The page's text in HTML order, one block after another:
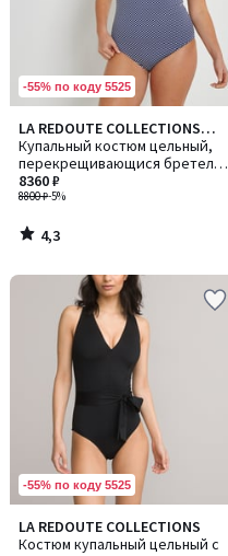
-55% по коду 5525
LA REDOUTE COLLECTIONS
PLUS
Купальный костюм цельный,
перекрещивающися бретели
на спинке
8800 ₽-5%
8360 ₽
4,3
/ 5
4,3
/
-55% по коду 5525
LA REDOUTE COLLECTIONS
Костюм купальный цельный с
4,3
/ 5
Количество
цветов: